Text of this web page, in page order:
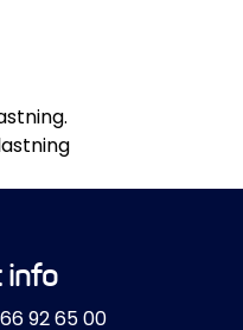
info
92 65 00